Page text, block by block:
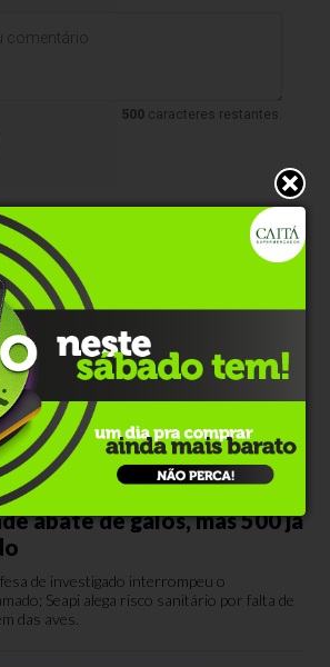
500 caracteres restantes.
abate de galos, mas 500 já
de investigado interrompeu o
Seapi alega risco sanitário por falta de
das aves.